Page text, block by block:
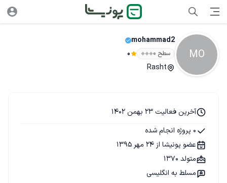
MO
mohammad2
سطح ۰ 0
Rasht
آخرین فعالیت 23 بهمن 1402
0 پروژه انجام شده
عضو پونیشا از 24 مهر 1395
متولد 1370
مسلط به انگلیسی